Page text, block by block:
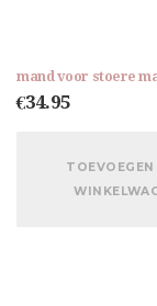
mand voor stoere
€34.95
TOEVOEGEN